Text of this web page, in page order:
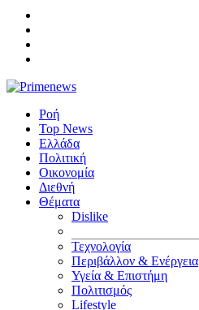
Ροή
Top News
Ελλάδα
Πολιτική
Οικονομία
Διεθνή
Θέματα
Dislike
Τεχνολογία
Περιβάλλον & Ενέργεια
Υγεία & Επιστήμη
Πολιτισμός
Lifestyle